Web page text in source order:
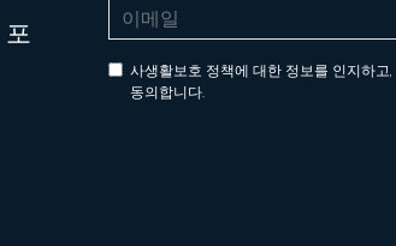
포
사생활보호 정책에 대한 정보를 인지하
동의합니다.